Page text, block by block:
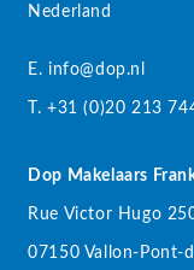
Nederland
E. info@dop.nl
T. +31 (0)20 213
Dop Makelaars
Rue Victor Hugo
07150 Vallon-Pont-